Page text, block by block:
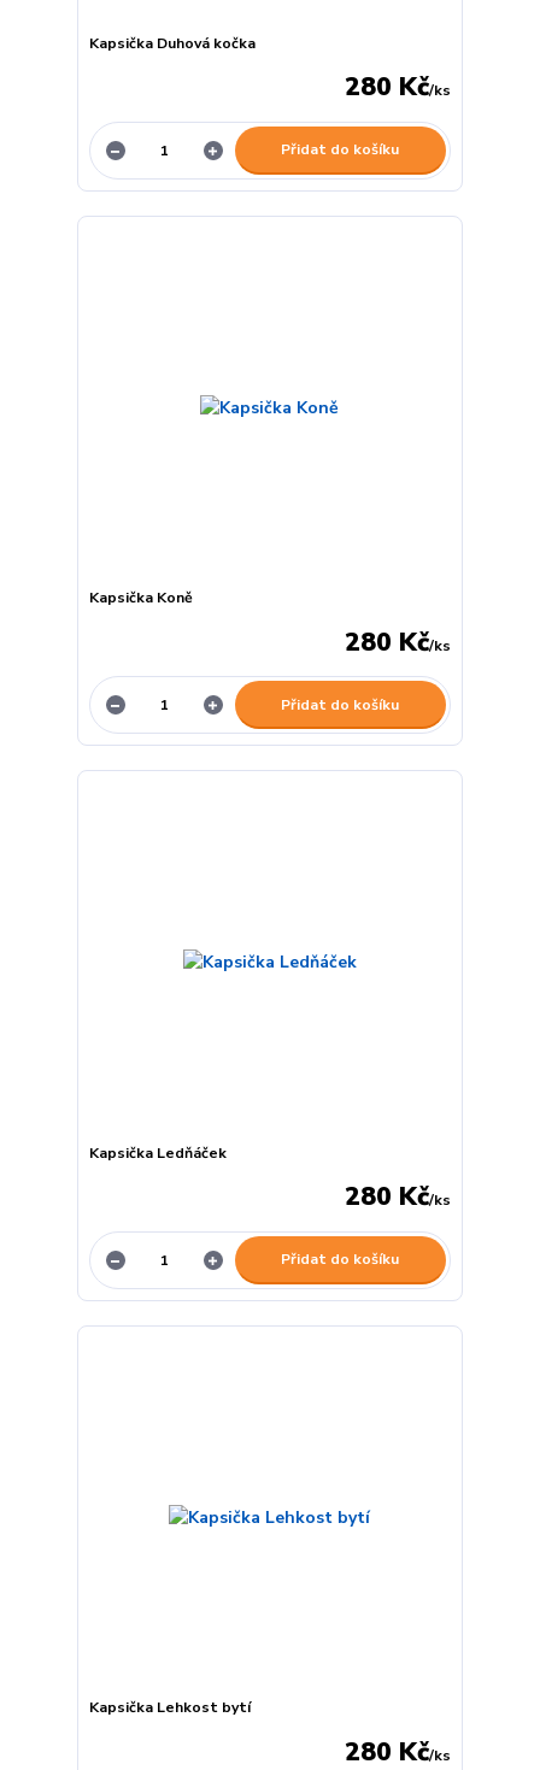
Kapsička Duhová kočka
280 Kč/ks
Přidat do košíku
Kapsička Koně
280 Kč/ks
Přidat do košíku
Kapsička Ledňáček
280 Kč/ks
Přidat do košíku
Kapsička Lehkost bytí
280 Kč/ks